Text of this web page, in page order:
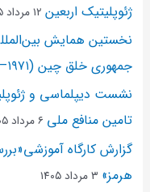
ژئوپلیتیک اربعین ۱۲ مرداد ۱۴۰۵
نخستین همایش
جمهوری خلق چین (۱۹۷۱–۲۰۲۶)
نشست دیپلماسی و
تامین منافع ملی ۶ مرداد ۱۴۰۵
گزارش کارگاه
هرمز» ۳ مرداد ۱۴۰۵